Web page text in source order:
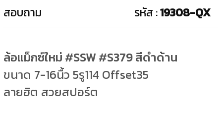
สอบถาม รหัส :19308-QX
ล้อแม็กซ์ใหม่ #SSW #S379 สีดำด้าน
ขนาด 7-16นื้ว 5รู114 Offset35
ลายฮิต สวยสปอร์ต